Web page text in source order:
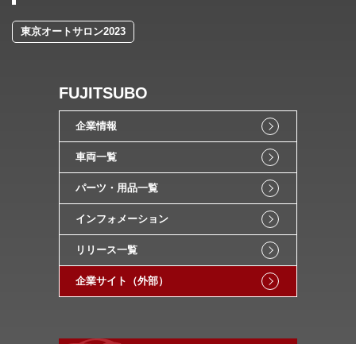
東京オートサロン2023
FUJITSUBO
企業情報
車両一覧
パーツ・用品一覧
インフォメーション
リリース一覧
企業サイト（外部）